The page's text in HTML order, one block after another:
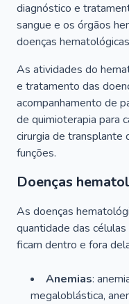
diagnóstico e
sangue e os órgãos
doenças
As atividades do
e tratamento das
acompanhamento de
de quimioterapia para
cirurgia de transplante
funções.
Doenças
As doenças
quantidade das
ficam dentro e fora
Anemias:
megaloblástica,